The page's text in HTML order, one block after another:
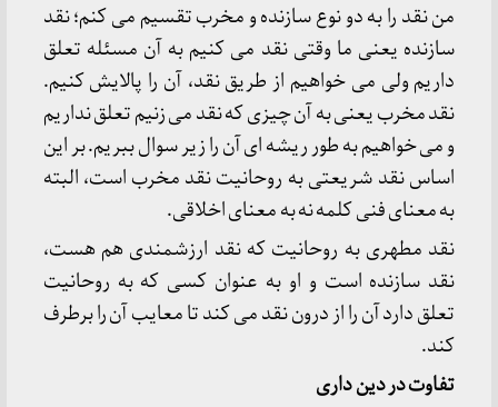
من نقد را به دو نوع سازنده و مخرب تقسیم می کنم؛ نقد
سازنده یعنی ما وقتی نقد می کنیم به آن مسئله تعلق
داریم ولی می خواهیم از طریق نقد، آن را پالایش کنیم.
نقد مخرب یعنی به آن چیزی که نقد می زنیم تعلق نداریم
و می خواهیم به طور ریشه ای آن را زیر سوال ببریم. بر این
اساس نقد شریعتی به روحانیت نقد مخرب است، البته
به معنای فنی کلمه نه به معنای اخلاقی.
نقد مطهری به روحانیت که نقد ارزشمندی هم هست،
نقد سازنده است و او به عنوان کسی که به روحانیت
تعلق دارد آن را از درون نقد می کند تا معایب آن را برطرف
کند.
تفاوت در دین داری